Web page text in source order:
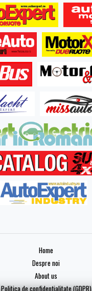
Home
Despre noi
About us
Politica de confidențialitate (GDPR)